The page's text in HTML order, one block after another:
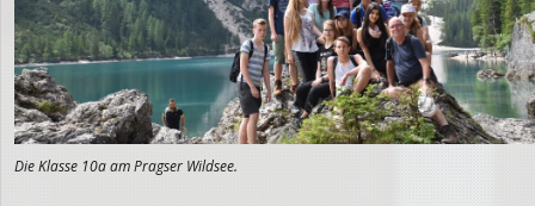
Die Klasse 10a am Pragser Wildsee.